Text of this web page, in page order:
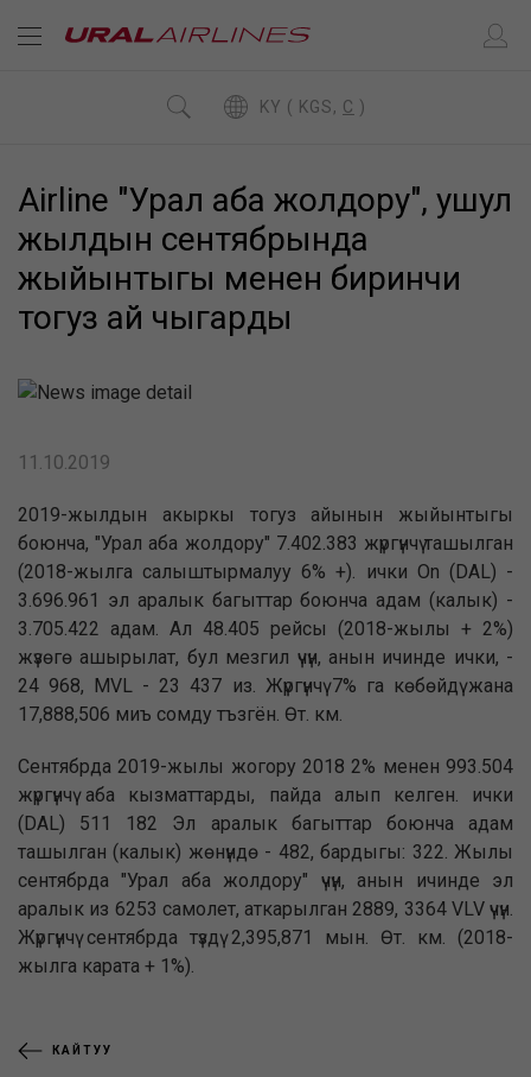
KY ( KGS, C )
Airline "Урал аба жолдору", ушул
жылдын сентябрында
жыйынтыгы менен биринчи
тогуз ай чыгарды
11.10.2019
2019-жылдын акыркы тогуз айынын жыйынтыгы
боюнча, "Урал аба жолдору" 7.402.383 жүргүнчү ташылган
(2018-жылга салыштырмалуу 6% +). ички On (DAL) -
3.696.961 эл аралык багыттар боюнча адам (калык) -
3.705.422 адам. Ал 48.405 рейсы (2018-жылы + 2%)
жүзөгө ашырылат, бул мезгил үчүн, анын ичинде ички, -
24 968, MVL - 23 437 из. Жүргүнчү 7% га көбөйдү жана
17,888,506 миъ сомду тъзгён. Өт. км.
Сентябрда 2019-жылы жогору 2018 2% менен 993.504
жүргүнчү аба кызматтарды, пайда алып келген. ички
(DAL) 511 182 Эл аралык багыттар боюнча адам
ташылган (калык) жөнүндө - 482, бардыгы: 322. Жылы
сентябрда "Урал аба жолдору" үчүн, анын ичинде эл
аралык из 6253 самолет, аткарылган 2889, 3364 VLV үчүн.
Жүргүнчү сентябрда түздү 2,395,871 мын. Өт. км. (2018-
жылга карата + 1%).
КАЙТУУ